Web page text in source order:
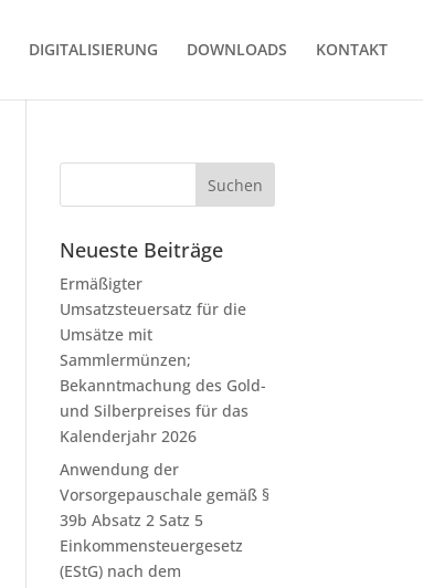
DIGITALISIERUNG DOWNLOADS KONTAKT
Neueste Beiträge
Ermäßigter
Umsatzsteuersatz für die
Umsätze mit
Sammlermünzen;
Bekanntmachung des Gold-
und Silberpreises für das
Kalenderjahr 2026
Anwendung der
Vorsorgepauschale gemäß §
39b Absatz 2 Satz 5
Einkommensteuergesetz
(EStG) nach dem